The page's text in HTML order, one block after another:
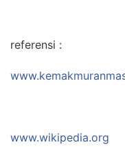
referensi :
www.wikipedia.org